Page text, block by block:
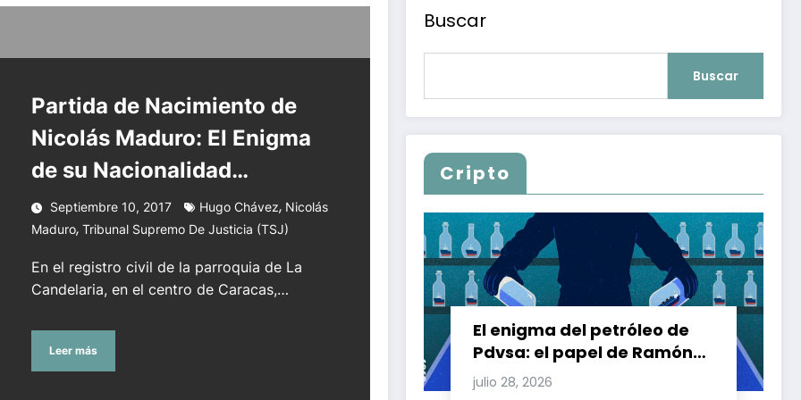
Partida de Nacimiento de
Nicolás Maduro: El Enigma
de su Nacionalidad
Venezolana
Septiembre 10, 2017 Hugo Chávez, Nicolás
Maduro, Tribunal Supremo De Justicia (TSJ)
En el registro civil de la parroquia de La
Candelaria, en el centro de Caracas,…
Leer más
Buscar
Buscar
Cripto
El enigma del petróleo de
Pdvsa: el papel de Ramón
Carretero en el triángulo de
julio 28, 2026